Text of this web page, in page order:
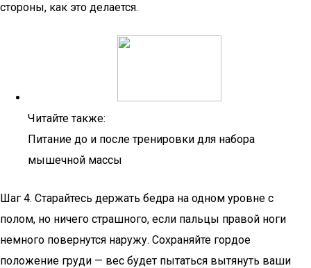
стороны, как это делается.
Читайте также:
Питание до и после тренировки для набора
мышечной массы
Шаг 4. Старайтесь держать бедра на одном уровне с
полом, но ничего страшного, если пальцы правой ноги
немного повернутся наружу. Сохраняйте гордое
положение груди — вес будет пытаться вытянуть ваши